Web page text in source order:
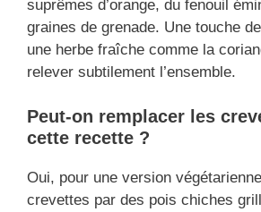
suprêmes d’orange, du fenouil
graines de grenade. Une touche
une herbe fraîche comme la
relever subtilement l’ensemble.
Peut-on remplacer les
cette recette ?
Oui, pour une version
crevettes par des pois chiches